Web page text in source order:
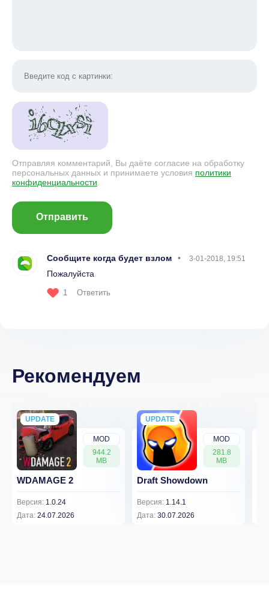
Отправляя комментарий, Вы даёте согласие на обработку
персональных данных и принимаете условия политики
конфиденциальности
Отправить
Сообщите когда будет взлом 3-01-2018, 19:51
Пожалуйста
1 Ответить
Рекомендуем
MOD
944.2
MB
UPDATE
NEW
WDAMAGE 2
Версия: 1.0.24
Дата: 24.07.2026
MOD
281.8
MB
UPDATE
NEW
Draft Showdown
Версия: 1.14.1
Дата: 30.07.2026